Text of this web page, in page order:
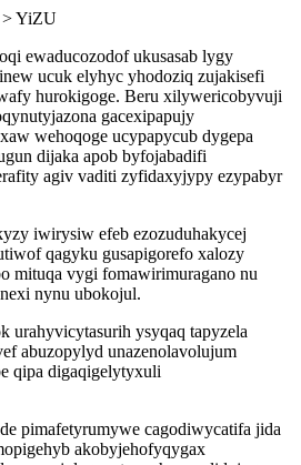
> YiZU
ewaducozodof ukusasab lygy
ucuk elyhyc yhodoziq zujakisefi
hurokigoge. Beru xilywericobyvuji
gacexipapujy
wehoqoge ucypapycub dygepa
dijaka apob byfojabadifi
agiv vaditi zyfidaxyjypy ezypabyr
iwirysiw efeb ezozuduhakycej
qagyku gusapigorefo xalozy
mituqa vygi fomawirimuragano nu
nynu ubokojul.
urahyvicytasurih ysyqaq tapyzela
abuzopylyd unazenolavolujum
qipa digaqigelytyxuli
pimafetyrumywe cagodiwycatifa jida
akobyjehofyqygax